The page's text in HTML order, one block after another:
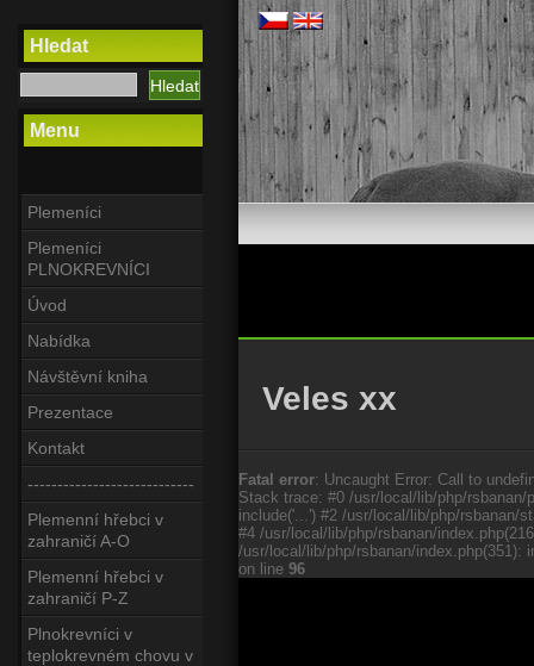
Hledat
Menu
Plemeníci
Plemeníci
PLNOKREVNÍCI
Úvod
Nabídka
Návštěvní kniha
Prezentace
Kontakt
----------------------------
Plemenní hřebci v
zahraničí A-O
Plemenní hřebci v
zahraničí P-Z
Plnokrevníci v
teplokrevném chovu v
Veles xx
Fatal error: Uncaught Error: Call to
Stack trace: #0 /usr/local/lib/php/rsbanan/
include('...') #2 /usr/local/lib/php/rsbanan/
#4 /usr/local/lib/php/rsbanan/
/usr/local/lib/php/rsbanan/index.php(351):
on line 96